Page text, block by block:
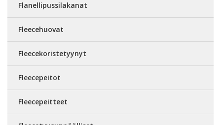
Flanellipussilakanat
Fleecehuovat
Fleecekoristetyynyt
Fleecepeitot
Fleecepeitteet